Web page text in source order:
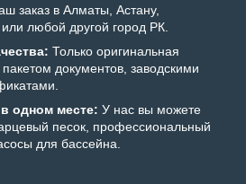
заказ в Алматы, Астану,
любой другой город РК.
Только оригинальная
документов, заводскими
одном месте: У нас вы можете
песок, профессиональный
для бассейна.